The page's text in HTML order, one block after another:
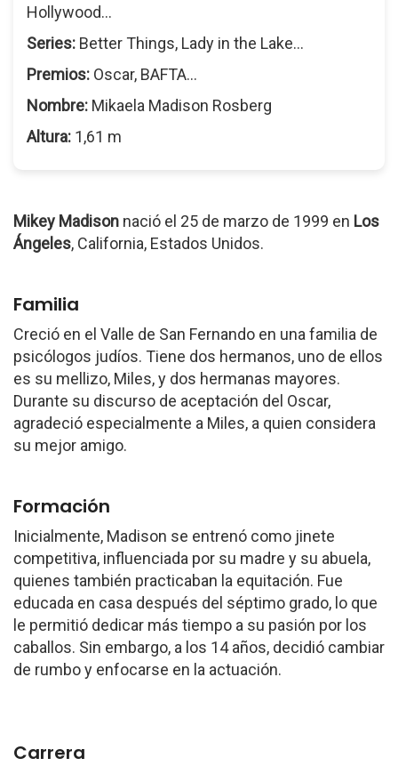
Hollywood...
Series: Better Things, Lady in the Lake...
Premios: Oscar, BAFTA...
Nombre: Mikaela Madison Rosberg
Altura: 1,61 m
Mikey Madison nació el 25 de marzo de 1999 en Los
Ángeles, California, Estados Unidos.
Familia
Creció en el Valle de San Fernando en una familia de
psicólogos judíos. Tiene dos hermanos, uno de ellos
es su mellizo, Miles, y dos hermanas mayores.
Durante su discurso de aceptación del Oscar,
agradeció especialmente a Miles, a quien considera
su mejor amigo.
Formación
Inicialmente, Madison se entrenó como jinete
competitiva, influenciada por su madre y su abuela,
quienes también practicaban la equitación. Fue
educada en casa después del séptimo grado, lo que
le permitió dedicar más tiempo a su pasión por los
caballos. Sin embargo, a los 14 años, decidió cambiar
de rumbo y enfocarse en la actuación.
Carrera